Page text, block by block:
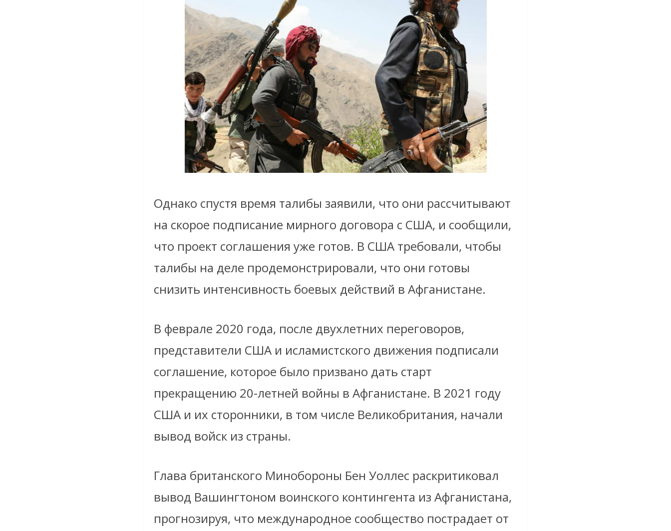
Однако спустя время талибы заявили, что они рассчитывают
на скорое подписание мирного договора с США, и сообщили,
что проект соглашения уже готов. В США требовали, чтобы
талибы на деле продемонстрировали, что они готовы
снизить интенсивность боевых действий в Афганистане.
В феврале 2020 года, после двухлетних переговоров,
представители США и исламистского движения подписали
соглашение, которое было призвано дать старт
прекращению 20-летней войны в Афганистане. В 2021 году
США и их сторонники, в том числе Великобритания, начали
вывод войск из страны.
Глава британского Минобороны Бен Уоллес раскритиковал
вывод Вашингтоном воинского контингента из Афганистана,
прогнозируя, что международное сообщество пострадает от